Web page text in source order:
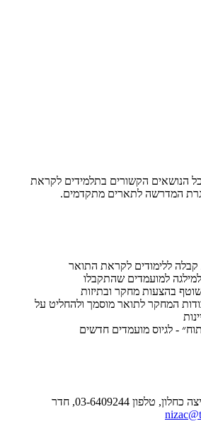
הנושאים הקשורים בתלמידים לקראת
המדרשה לתארים מתקדמים.
קבלה ללימודים לקראת התואר
למילגה למועמדים שהתקבלו
בהצעות מחקר ובתיזות
המחקר לתואר מוסמך ולהחליט על
- לגיוס מועמדים חדשים
מרכזת הועדה: גב' ניצה כחלון, טלפון 03-6409244, חדר